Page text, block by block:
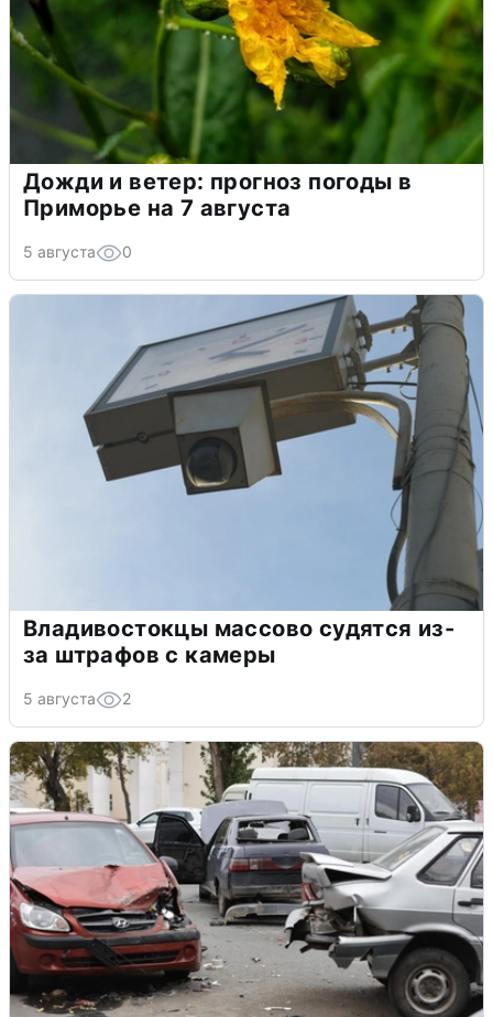
Дожди и ветер: прогноз погоды в
Приморье на 7 августа
5 августа 0
Владивостокцы массово судятся из-
за штрафов с камеры
5 августа 2